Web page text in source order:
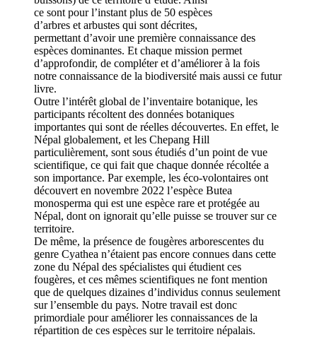
ce sont pour l’instant plus de 50 espèces
d’arbres et arbustes qui sont décrites,
permettant d’avoir une première connaissance des
espèces dominantes. Et chaque mission permet
d’approfondir, de compléter et d’améliorer à la fois
notre connaissance de la biodiversité mais aussi ce futur
livre.
Outre l’intérêt global de l’inventaire botanique, les
participants récoltent des données botaniques
importantes qui sont de réelles découvertes. En effet, le
Népal globalement, et les Chepang Hill
particulièrement, sont sous étudiés d’un point de vue
scientifique, ce qui fait que chaque donnée récoltée a
son importance. Par exemple, les éco-volontaires ont
découvert en novembre 2022 l’espèce Butea
monosperma qui est une espèce rare et protégée au
Népal, dont on ignorait qu’elle puisse se trouver sur ce
territoire.
De même, la présence de fougères arborescentes du
genre Cyathea n’étaient pas encore connues dans cette
zone du Népal des spécialistes qui étudient ces
fougères, et ces mêmes scientifiques ne font mention
que de quelques dizaines d’individus connus seulement
sur l’ensemble du pays. Notre travail est donc
primordiale pour améliorer les connaissances de la
répartition de ces espèces sur le territoire népalais.